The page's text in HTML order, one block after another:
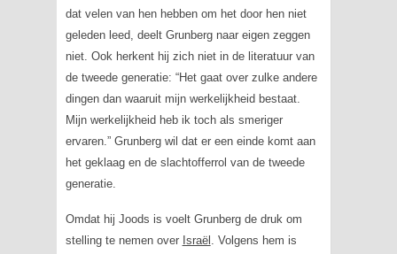
dat velen van hen hebben om het door hen niet
geleden leed, deelt Grunberg naar eigen zeggen
niet. Ook herkent hij zich niet in de literatuur van
de tweede generatie: “Het gaat over zulke andere
dingen dan waaruit mijn werkelijkheid bestaat.
Mijn werkelijkheid heb ik toch als smeriger
ervaren.” Grunberg wil dat er een einde komt aan
het geklaag en de slachtofferrol van de tweede
generatie.
Omdat hij Joods is voelt Grunberg de druk om
stelling te nemen over Israël . Volgens hem is